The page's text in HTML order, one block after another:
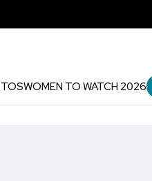
WOMEN TO WATCH 2026